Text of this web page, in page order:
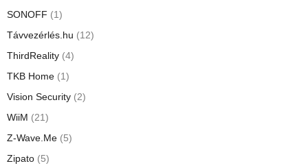
SONOFF (1)
Távvezérlés.hu (12)
ThirdReality (4)
TKB Home (1)
Vision Security (2)
WiiM (21)
Z-Wave.Me (5)
Zipato (5)